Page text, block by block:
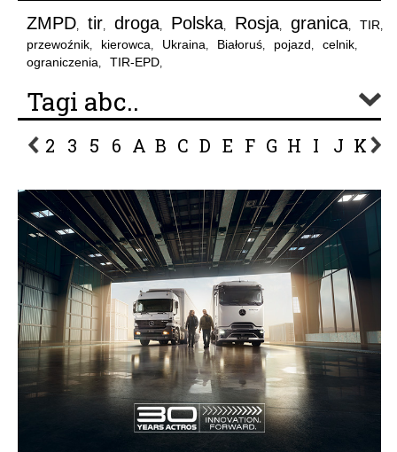
ZMPD, tir, droga, Polska, Rosja, granica, TIR,
przewoźnik, kierowca, Ukraina, Białoruś, pojazd, celnik,
ograniczenia, TIR-EPD,
Tagi abc..
2 3 5 6 A B C D E F G H I J K L